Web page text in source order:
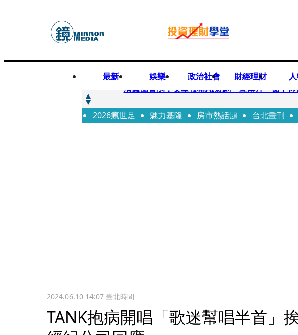
最新 娛樂 政治社會 財經理財
快訊
演藝圈首例！女星授權AI短劇 宣傳片「裙下仰
快訊
全球提升電氣化 台達電鄭平看好微電網推一站
2026瘋世足 魅力基隆 房市熱話題 台北畫刊
2024.06.10 14:07臺北時間
TANK抱病開唱「歌迷幫唱半首」